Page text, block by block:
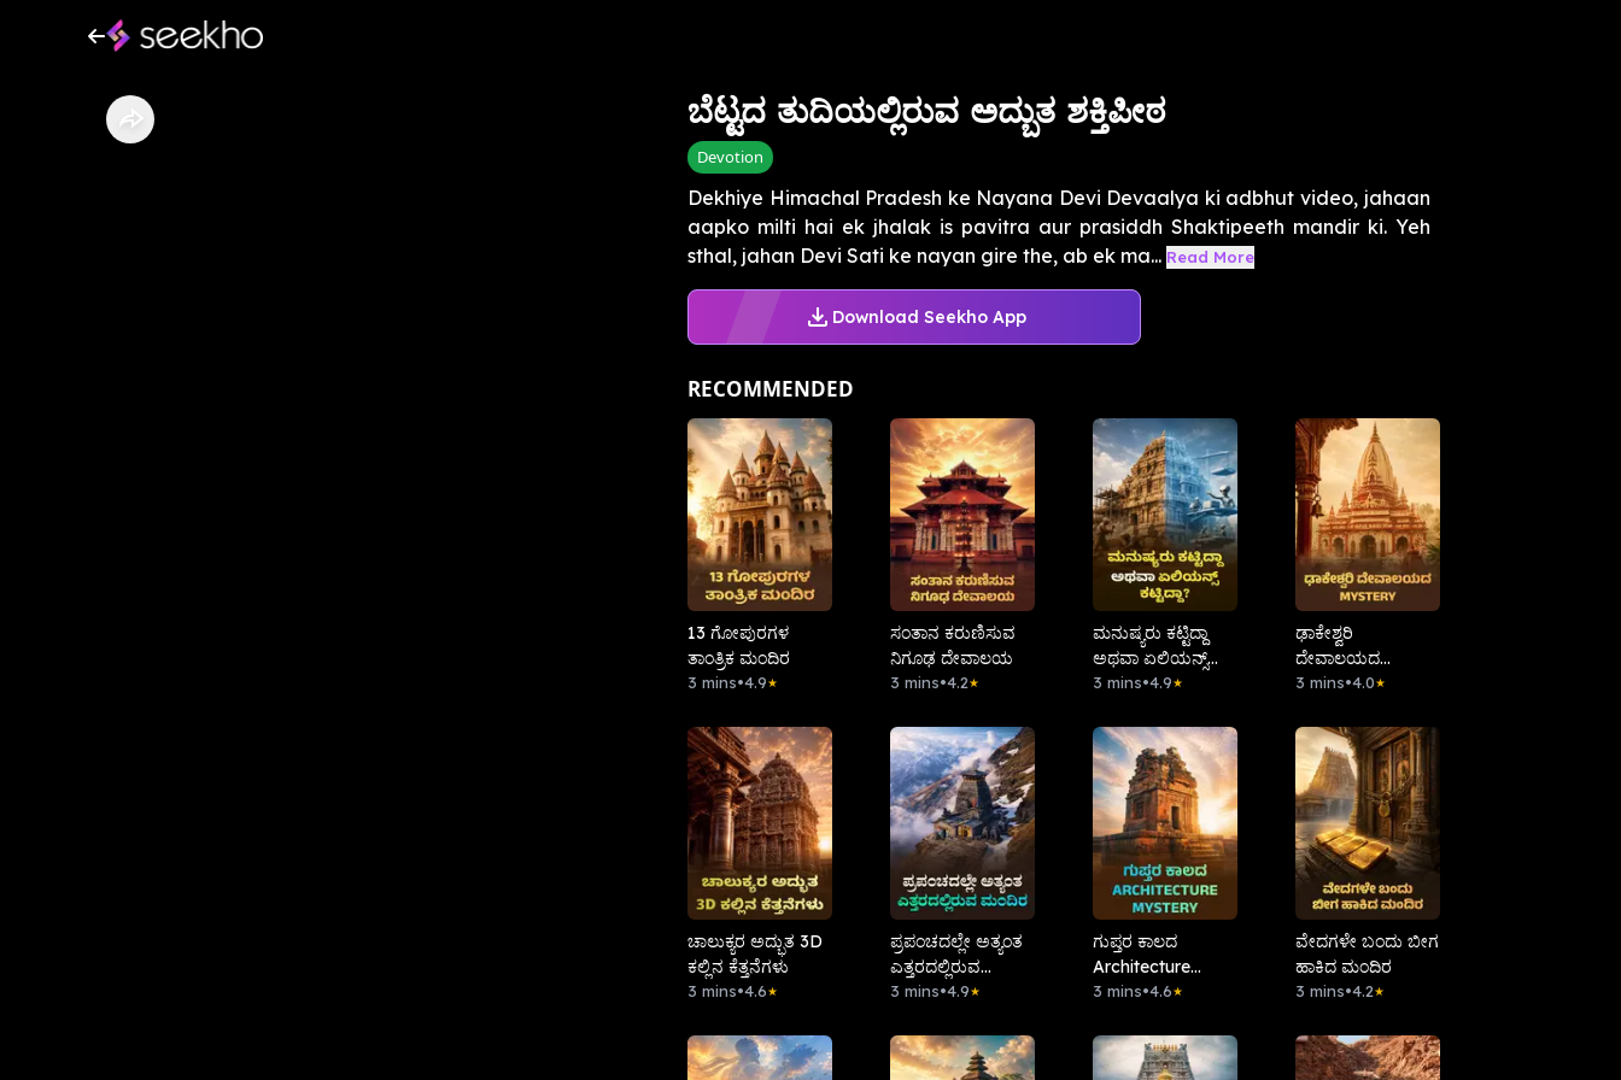
ಬೆಟ್ಟದ ತುದಿಯಲ್ಲಿರುವ ಅದ್ಬುತ ಶಕ್ತಿಪೀಠ
Devotion
Dekhiye Himachal Pradesh ke Nayana Devi Devaalya ki adbhut video, jahaan
aapko milti hai ek jhalak is pavitra aur prasiddh Shaktipeeth mandir ki. Yeh
sthal, jahan Devi Sati ke nayan gire the, ab ek ma... Read More
Download Seekho App
RECOMMENDED
13 ಗೋಪುರಗಳ
ತಾಂತ್ರಿಕ ಮಂದಿರ
3 mins•4.9★
ಸಂತಾನ ಕರುಣಿಸುವ
ನಿಗೂಢ ದೇವಾಲಯ
3 mins•4.2★
ಮನುಷ್ಯರು ಕಟ್ಟಿದ್ದಾ
ಅಥವಾ ಏಲಿಯನ್ಸ್
ಕಟ್ಟಿದ್ದಾ?
3 mins•4.9★
ಢಾಕೇಶ್ವರಿ
ದೇವಾಲಯದ
Mystery
3 mins•4.0★
ಚಾಲುಕ್ಯರ ಅದ್ಭುತ 3D
ಕಲ್ಲಿನ ಕೆತ್ತನೆಗಳು
3 mins•4.6★
ಪ್ರಪಂಚದಲ್ಲೇ ಅತ್ಯಂತ
ಎತ್ತರದಲ್ಲಿರುವ
ಮಂದಿರ
3 mins•4.9★
ಗುಪ್ತರ ಕಾಲದ
Architecture
Mystery
3 mins•4.6★
ವೇದಗಳೇ ಬಂದು ಬೀಗ
ಹಾಕಿದ ಮಂದಿರ
3 mins•4.2★